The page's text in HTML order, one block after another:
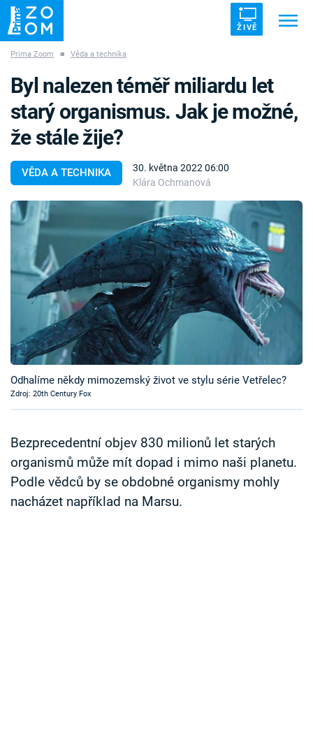
ŽIVĚ
ZÁHADY VETŘELCI DÁVNOVĚKU
Témata
Témata
Pořady
TV Program
Časopis
Sledujte prima+
Sledujte nás
Prima Zoom ■ Věda a technika
VĚDA A TECHNIKA
30. května 2022 06:00
Klára Ochmanová
Byl nalezen téměř miliardu let
starý organismus. Jak je možné,
že stále žije?
Odhalíme někdy mimozemský život ve stylu série Vetřelec?
Zdroj: 20th Century Fox
Bezprecedentní objev 830 milionů let starých
organismů může mít dopad i mimo naši planetu.
Podle vědců by se obdobné organismy mohly
nacházet například na Marsu.